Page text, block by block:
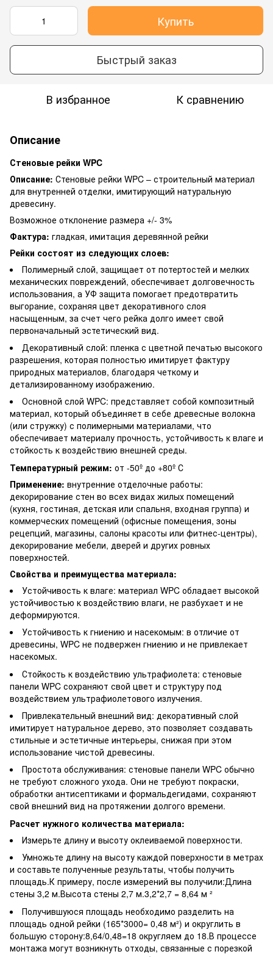
Купить
Быстрый заказ
В избранное К сравнению
Описание
Стеновые рейки WPC
Описание: Стеновые рейки WPC – строительный материал
для внутренней отделки, имитирующий натуральную
древесину.
Возможное отклонение размера +/- 3%
Фактура: гладкая, имитация деревянной рейки
Рейки состоят из следующих слоев:
Полимерный слой, защищает от потертостей и мелких
механических повреждений, обеспечивает долговечность
использования, а УФ защита помогает предотвратить
выгорание, сохраняя цвет декоративного слоя
насыщенным, за счет чего рейка долго имеет свой
первоначальный эстетический вид.
Декоративный слой: пленка с цветной печатью высокого
разрешения, которая полностью имитирует фактуру
природных материалов, благодаря четкому и
детализированному изображению.
Основной слой WPC: представляет собой композитный
материал, который объединяет в себе древесные волокна
(или стружку) с полимерными материалами, что
обеспечивает материалу прочность, устойчивость к влаге и
стойкость к воздействию внешней среды.
Температурный режим: от -50º до +80º С
Применение: внутренние отделочные работы:
декорирование стен во всех видах жилых помещений
(кухня, гостиная, детская или спальня, входная группа) и
коммерческих помещений (офисные помещения, зоны
рецепций, магазины, салоны красоты или фитнес-центры),
декорирование мебели, дверей и других ровных
поверхностей.
Свойства и преимущества материала:
Устойчивость к влаге: материал WPC обладает высокой
устойчивостью к воздействию влаги, не разбухает и не
деформируются.
Устойчивость к гниению и насекомым: в отличие от
древесины, WPC не подвержен гниению и не привлекает
насекомых.
Стойкость к воздействию ультрафиолета: стеновые
панели WPC сохраняют свой цвет и структуру под
воздействием ультрафиолетового излучения.
Привлекательный внешний вид: декоративный слой
имитирует натуральное дерево, это позволяет создавать
стильные и эстетичные интерьеры, снижая при этом
использование чистой древесины.
Простота обслуживания: стеновые панели WPC обычно
не требуют сложного ухода. Они не требуют покраски,
обработки антисептиками и формальдегидами, сохраняют
свой внешний вид на протяжении долгого времени.
Расчет нужного количества материала:
Измерьте длину и высоту оклеиваемой поверхности.
Умножьте длину на высоту каждой поверхности в метрах
и составьте полученные результаты, чтобы получить
площадь.К примеру, после измерений вы получили:Длина
стены 3,2 м.Высота стены 2,7 м.3,2*2,7 = 8,64 м ²
Получившуюся площадь необходимо разделить на
площадь одной рейки (165*3000= 0,48 м²) и округлить в
большую сторону:8,64/0,48=18 округляем до 18.В процессе
монтажа могут возникнуть отходы, связанные с порезкой